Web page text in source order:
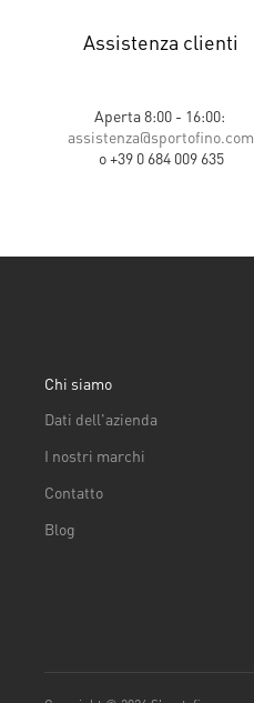
Assistenza clienti
Aperta 8:00 - 16:00:
assistenza@sportofino.com
o +39 0 684 009 635
Chi siamo
Dati dell'azienda
I nostri marchi
Contatto
Blog